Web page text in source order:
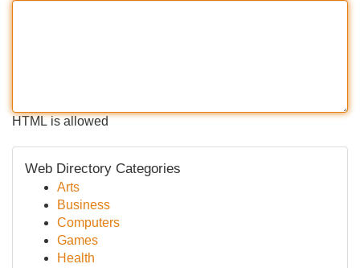
HTML is allowed
Web Directory Categories
Arts
Business
Computers
Games
Health